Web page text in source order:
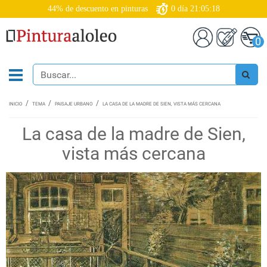
44% de descuento en pinturas 0 día 21:05:18
0
INICIO TEMA PAISAJE URBANO LA CASA DE LA MADRE DE SIEN, VISTA MÁS CERCANA
La casa de la madre de Sien,
vista más cercana